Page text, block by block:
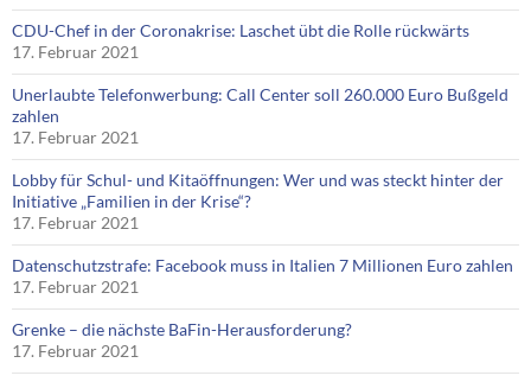
CDU-Chef in der Coronakrise: Laschet übt die Rolle rückwärts
17. Februar 2021
Unerlaubte Telefonwerbung: Call Center soll 260.000 Euro Bußgeld
zahlen
17. Februar 2021
Lobby für Schul- und Kitaöffnungen: Wer und was steckt hinter der
Initiative „Familien in der Krise“?
17. Februar 2021
Datenschutzstrafe: Facebook muss in Italien 7 Millionen Euro zahlen
17. Februar 2021
Grenke – die nächste BaFin-Herausforderung?
17. Februar 2021